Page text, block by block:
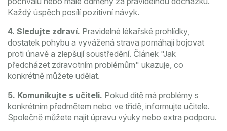
Každý úspěch posílí pozitivní návyk.
4. Sledujte zdraví. Pravidelné lékařské prohlídky,
dostatek pohybu a vyvážená strava pomáhají bojovat
proti únavě a zlepšují soustředění. Článek "Jak
předcházet zdravotním problémům" ukazuje, co
konkrétně můžete udělat.
5. Komunikujte s učiteli. Pokud dítě má problémy s
konkrétním předmětem nebo ve třídě, informujte učitele.
Společně můžete najít úpravu výuky nebo extra podporu.